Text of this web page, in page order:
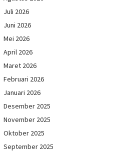
Juli 2026
Juni 2026
Mei 2026
April 2026
Maret 2026
Februari 2026
Januari 2026
Desember 2025
November 2025
Oktober 2025
September 2025